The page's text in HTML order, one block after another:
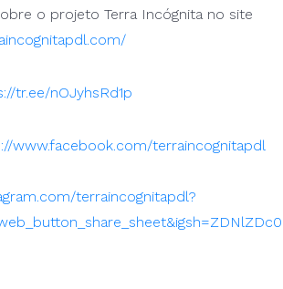
o projeto Terra Incógnita no site
tr.ee/nOJyhsRd1p
www.facebook.com/terraincognitapdl
terraincognitapdl?